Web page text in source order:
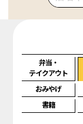
弁当・
テイクアウト
おみやげ
書籍